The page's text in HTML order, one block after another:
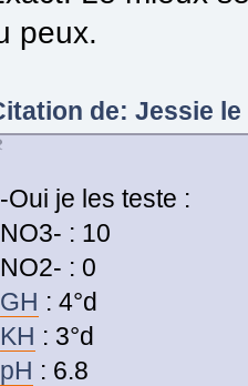
peux.
de: Jessie le
-Oui je les teste :
NO3- : 10
NO2- : 0
GH : 4°d
KH : 3°d
pH : 6.8